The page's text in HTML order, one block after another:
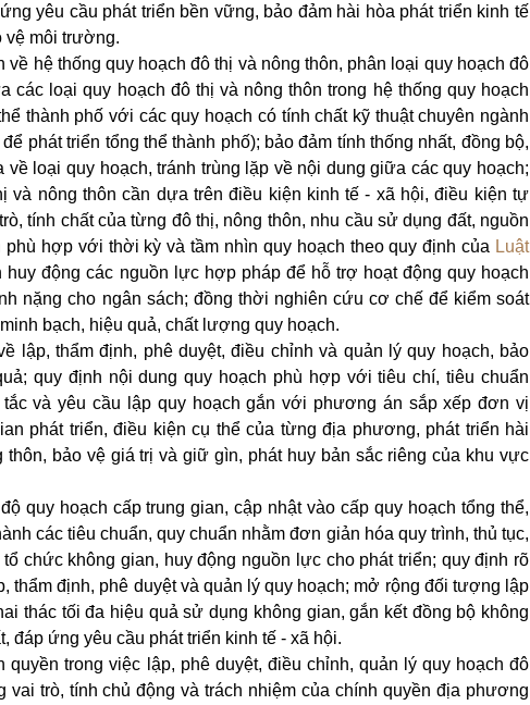
yêu cầu phát triển bền vững, bảo đảm hài hòa phát triển kinh tế
vệ môi trường.
về hệ thống quy hoạch đô thị và nông thôn, phân loại quy hoạch đô
các loại quy hoạch đô thị và nông thôn trong hệ thống quy hoạch
thành phố với các quy hoạch có tính chất kỹ thuật chuyên ngành
phát triển tổng thể thành phố); bảo đảm tính thống nhất, đồng bộ,
về loại quy hoạch, tránh trùng lặp về nội dung giữa các quy hoạch;
và nông thôn cần dựa trên điều kiện kinh tế - xã hội, điều kiện tự
tính chất của từng đô thị, nông thôn, nhu cầu sử dụng đất, nguồn
hợp với thời kỳ và tầm nhìn quy hoạch theo quy định của Luật
huy động các nguồn lực hợp pháp để hỗ trợ hoạt động quy hoạch
nặng cho ngân sách; đồng thời nghiên cứu cơ chế để kiểm soát
bạch, hiệu quả, chất lượng quy hoạch.
lập, thẩm định, phê duyệt, điều chỉnh và quản lý quy hoạch, bảo
quy định nội dung quy hoạch phù hợp với tiêu chí, tiêu chuẩn
và yêu cầu lập quy hoạch gắn với phương án sắp xếp đơn vị
phát triển, điều kiện cụ thể của từng địa phương, phát triển hài
bảo vệ giá trị và giữ gìn, phát huy bản sắc riêng của khu vực
quy hoạch cấp trung gian, cập nhật vào cấp quy hoạch tổng thể,
các tiêu chuẩn, quy chuẩn nhằm đơn giản hóa quy trình, thủ tục,
chức không gian, huy động nguồn lực cho phát triển; quy định rõ
thẩm định, phê duyệt và quản lý quy hoạch; mở rộng đối tượng lập
thác tối đa hiệu quả sử dụng không gian, gắn kết đồng bộ không
đáp ứng yêu cầu phát triển kinh tế - xã hội.
quyền trong việc lập, phê duyệt, điều chỉnh, quản lý quy hoạch đô
vai trò, tính chủ động và trách nhiệm của chính quyền địa phương